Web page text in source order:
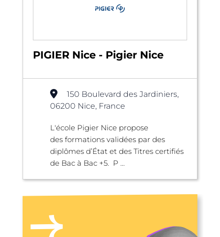
PIGIER Nice - Pigier Nice
150 Boulevard des Jardiniers,
06200 Nice, France
L'école Pigier Nice propose
des formations validées par des
diplômes d’État et des Titres certifiés
de Bac à Bac +5. P ...